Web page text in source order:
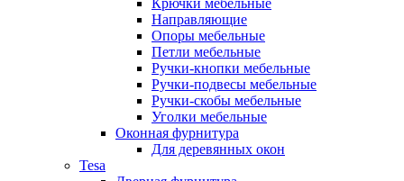
Крючки мебельные
Направляющие
Опоры мебельные
Петли мебельные
Ручки-кнопки мебельные
Ручки-подвесы мебельные
Ручки-скобы мебельные
Уголки мебельные
Оконная фурнитура
Для деревянных окон
Tesa